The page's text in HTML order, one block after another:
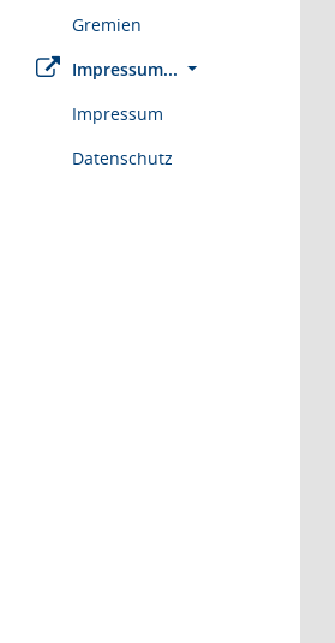
Gremien
Impressum...
Impressum
Datenschutz